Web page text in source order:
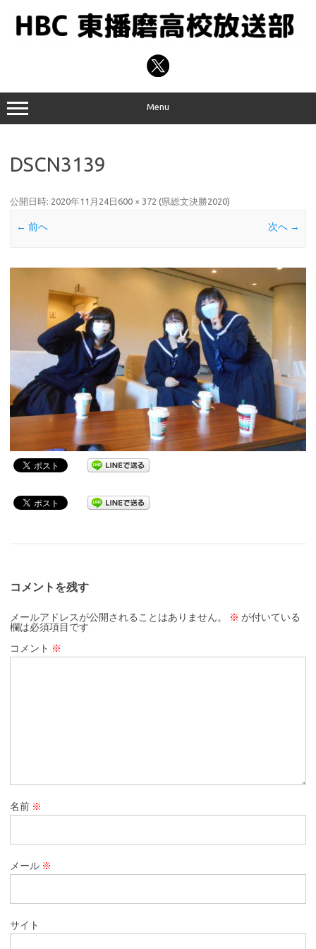
プ
Menu
DSCN3139
公開日時: 2020年11月24日 600 × 372 (県総文決勝2020)
← 前へ 次へ →
コメントを残す
メールアドレスが公開されることはありません。 ※ が付いている
欄は必須項目です
コメント ※
名前 ※
メール ※
サイト